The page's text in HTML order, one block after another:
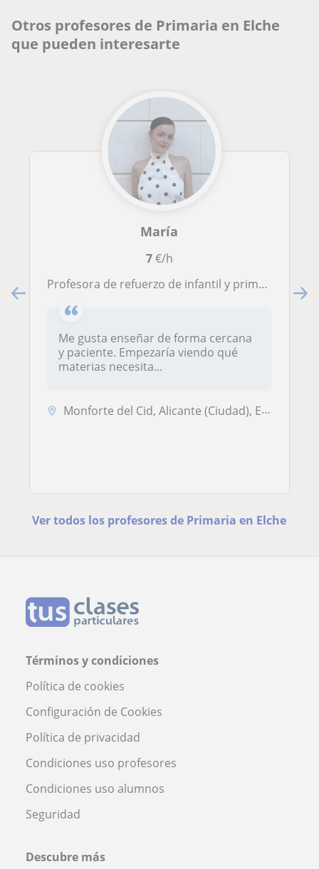
Otros profesores de Primaria en Elche
que pueden interesarte
María
7€/h
Profesora de refuerzo de infantil y primaria apto para todos los cursos
Me gusta enseñar de forma cercana
y paciente. Empezaría viendo qué
materias necesita...
Monforte del Cid, Alicante (Ciudad), Elche, Elda, Petrer
Ver todos los profesores de Primaria en Elche
Términos y condiciones
Política de cookies
Configuración de Cookies
Política de privacidad
Condiciones uso profesores
Condiciones uso alumnos
Seguridad
Descubre más